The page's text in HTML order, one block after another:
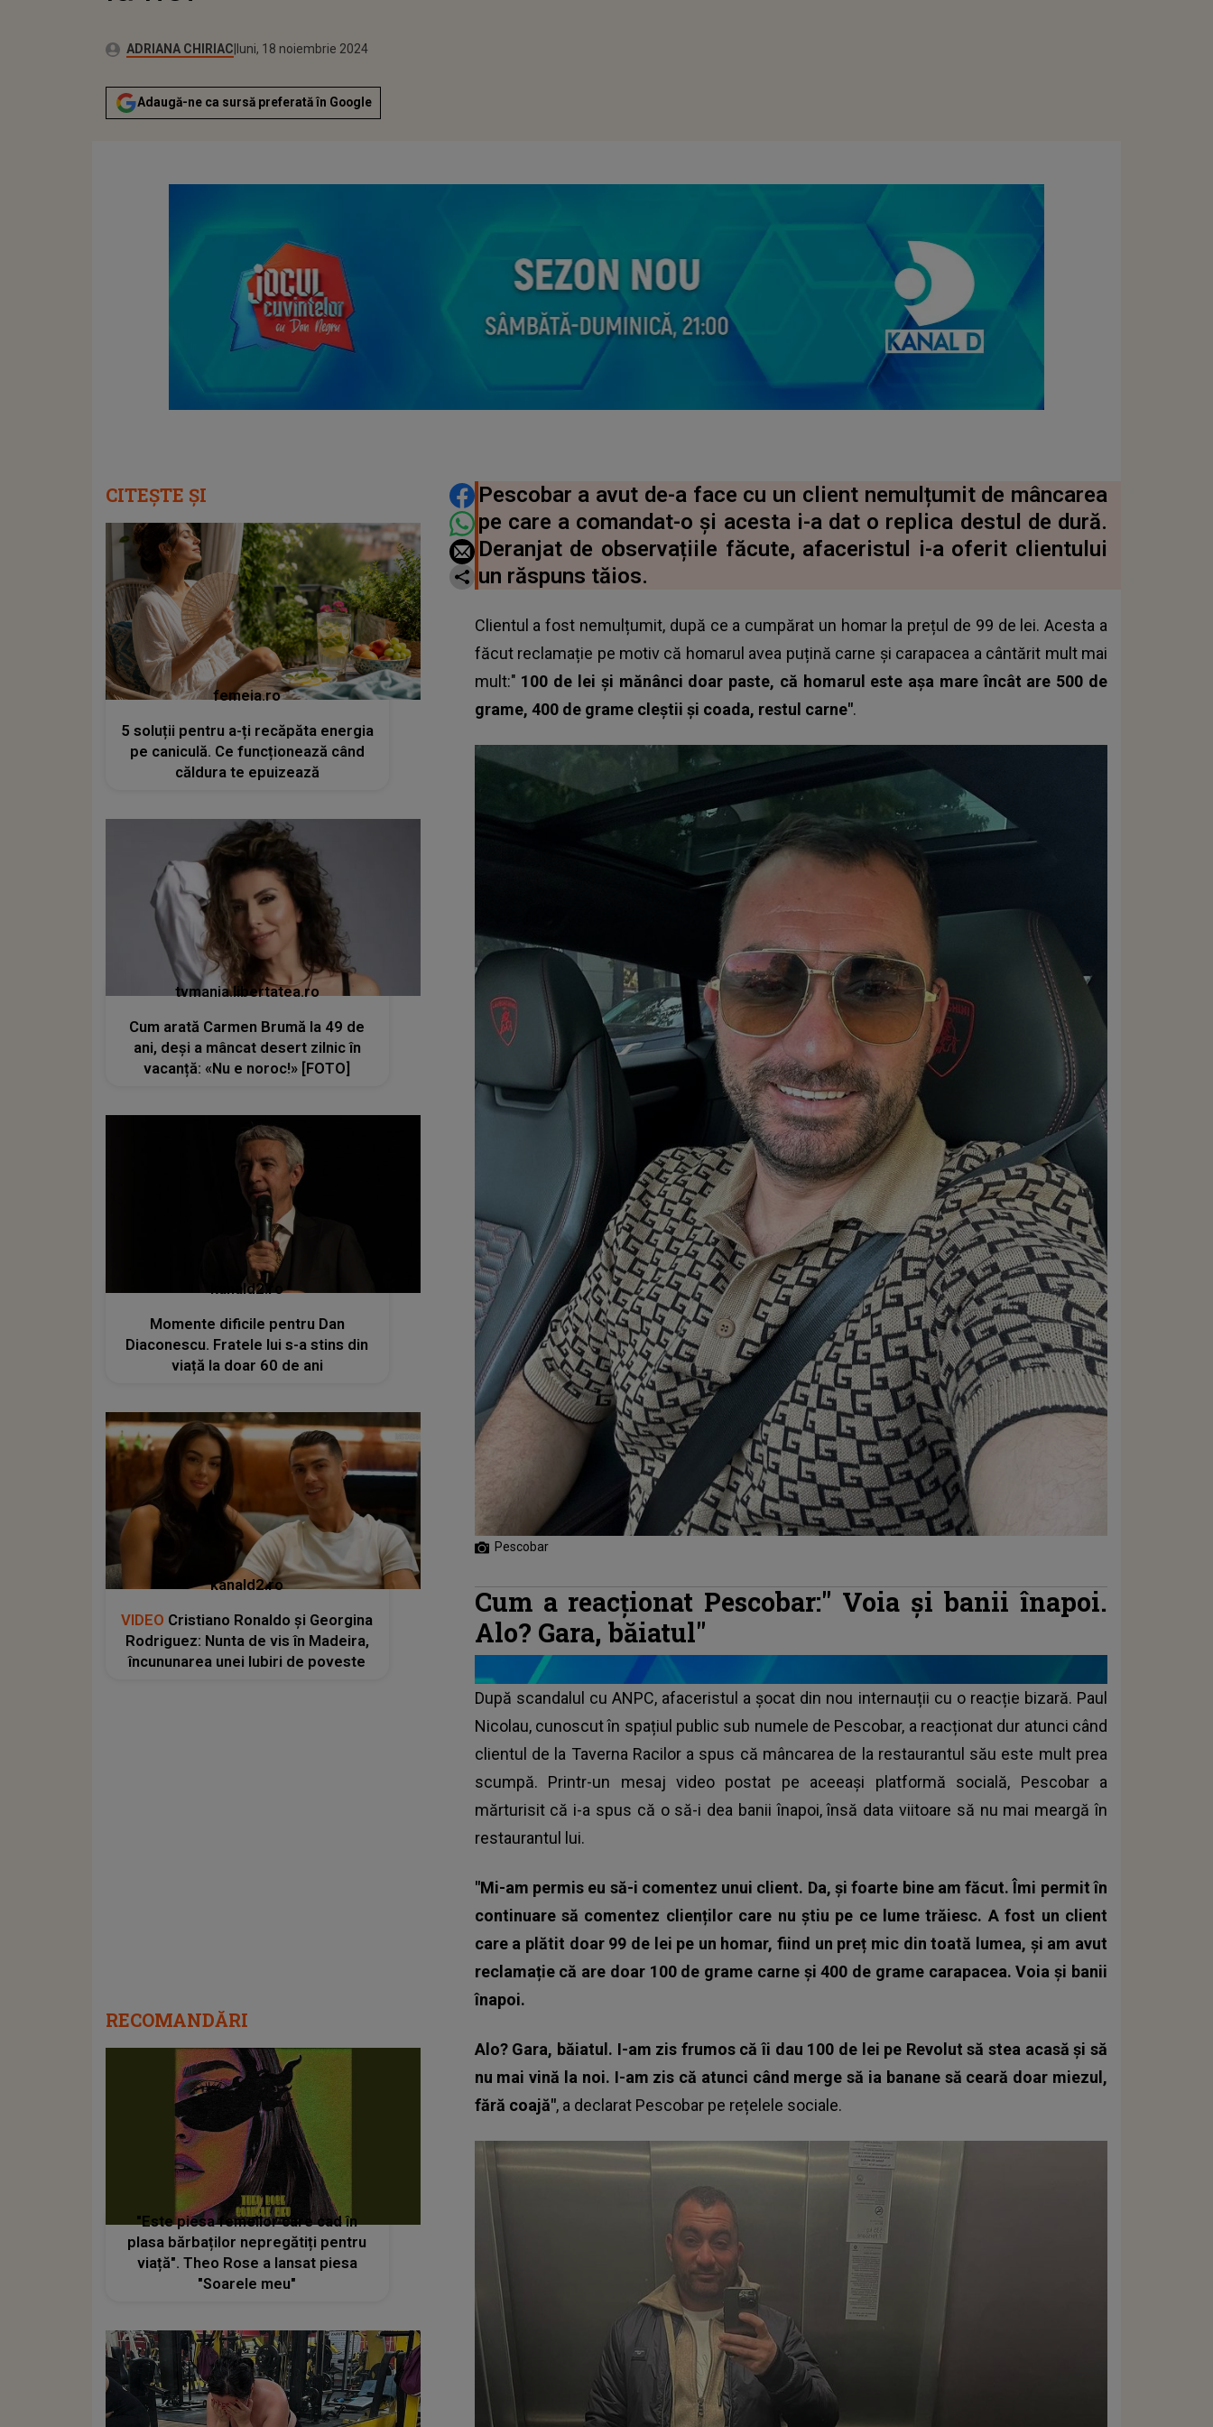
Autor:ADRIANA CHIRIACPublicat:
sâmbătă, 18 noiembrie 2023
Actualizat:
luni, 18 noiembrie 2024
Adaugă-ne ca sursă preferată în Google
DISTRIBUIE ARTICOLUL
Pescobar a avut de-a face cu un client nemulțumit de mâncarea
pe care a comandat-o și acesta i-a dat o replica destul de dură.
Deranjat de observațiile făcute, afaceristul i-a oferit clientului
un răspuns tăios.
Clientul a fost nemulțumit, după ce a cumpărat un homar la prețul de 99 de lei. Acesta a
făcut reclamație pe motiv că homarul avea puțină carne și carapacea a cântărit mult mai
mult:" 100 de lei și mănânci doar paste, că homarul este așa mare încât are 500 de
grame, 400 de grame cleștii și coada, restul carne".
Pescobar
Cum a reacționat Pescobar:" Voia și banii înapoi.
Alo? Gara, băiatul"
După scandalul cu ANPC, afaceristul a șocat din nou internauții cu o reacție bizară. Paul
Nicolau, cunoscut în spațiul public sub numele de Pescobar, a reacționat dur atunci când
clientul de la Taverna Racilor a spus că mâncarea de la restaurantul său este mult prea
scumpă. Printr-un mesaj video postat pe aceeași platformă socială, Pescobar a
mărturisit că i-a spus că o să-i dea banii înapoi, însă data viitoare să nu mai meargă în
restaurantul lui.
"Mi-am permis eu să-i comentez unui client. Da, și foarte bine am făcut. Îmi permit în
continuare să comentez clienților care nu știu pe ce lume trăiesc. A fost un client
care a plătit doar 99 de lei pe un homar, fiind un preț mic din toată lumea, și am avut
reclamație că are doar 100 de grame carne și 400 de grame carapacea. Voia și banii
înapoi.
Alo? Gara, băiatul. I-am zis frumos că îi dau 100 de lei pe Revolut să stea acasă și să
nu mai vină la noi. I-am zis că atunci când merge să ia banane să ceară doar miezul,
fără coajă", a declarat Pescobarpe rețelele sociale.
CITEȘTE ȘI
femeia.ro
5 soluții pentru a-ți recăpăta energia
pe caniculă. Ce funcționează când
căldura te epuizează
tvmania.libertatea.ro
Cum arată Carmen Brumă la 49 de
ani, deși a mâncat desert zilnic în
vacanță: «Nu e noroc!» [FOTO]
kanald2.ro
Momente dificile pentru Dan
Diaconescu. Fratele lui s-a stins din
viață la doar 60 de ani
kanald2.ro
VIDEO Cristiano Ronaldo și Georgina
Rodriguez: Nunta de vis în Madeira,
încununarea unei Iubiri de poveste
RECOMANDĂRI
"Este piesa femeilor care cad în
plasa bărbaților nepregătiți pentru
viață". Theo Rose a lansat piesa
"Soarele meu"